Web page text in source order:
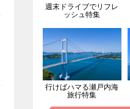
週末ドライブでリフレ
ッシュ特集
行けばハマる瀬戸内海
旅行特集